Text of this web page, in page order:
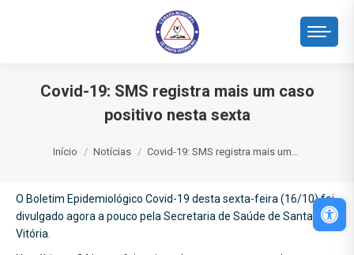
Covid-19: SMS registra mais um caso
positivo nesta sexta
Início Notícias Covid-19: SMS registra mais um…
O Boletim Epidemiológico Covid-19 desta sexta-feira (16/10) foi
divulgado agora a pouco pela Secretaria de Saúde de Santa
Vitória.